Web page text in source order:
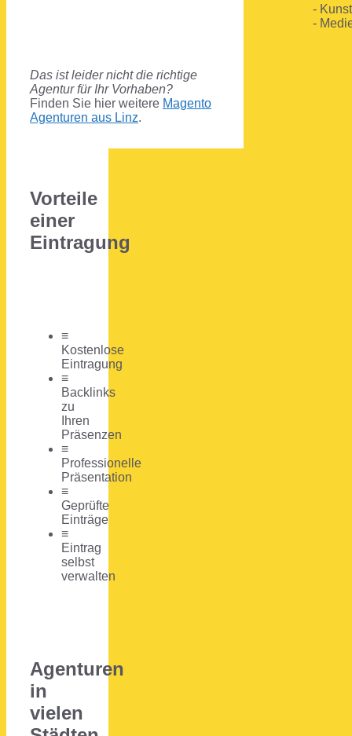
-
-
Das ist leider nicht die richtige
Agentur für Ihr Vorhaben?
Finden Sie hier weitere Magento
Agenturen aus Linz.
Vorteile
einer
Eintragung
≡
Kostenlose
Eintragung
≡
Backlinks
zu
Ihren
Präsenzen
≡
Professionelle
Präsentation
≡
Geprüfte
Einträge
≡
Eintrag
selbst
verwalten
Agenturen
in
vielen